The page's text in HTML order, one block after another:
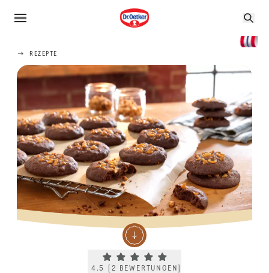
REZEPTE
Current rating 4.5. Click to rate.
4.5 2 BEWERTUNGEN